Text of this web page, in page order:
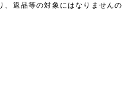
、返品等の対象にはなりませんの